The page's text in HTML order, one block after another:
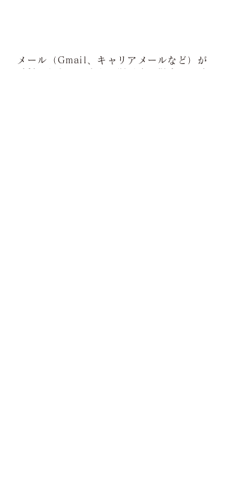
メール（Gmail、キャリアメールなど）が